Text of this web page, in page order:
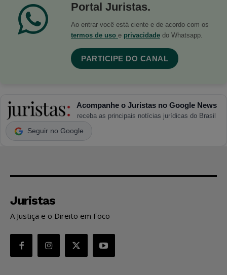
Portal Juristas.
Ao entrar você está ciente e de acordo com os
termos de uso e privacidade do Whatsapp.
PARTICIPE DO CANAL
Acompanhe o Juristas no Google News
receba as principais notícias jurídicas do Brasil
Seguir no Google
Juristas
A Justiça e o Direito em Foco